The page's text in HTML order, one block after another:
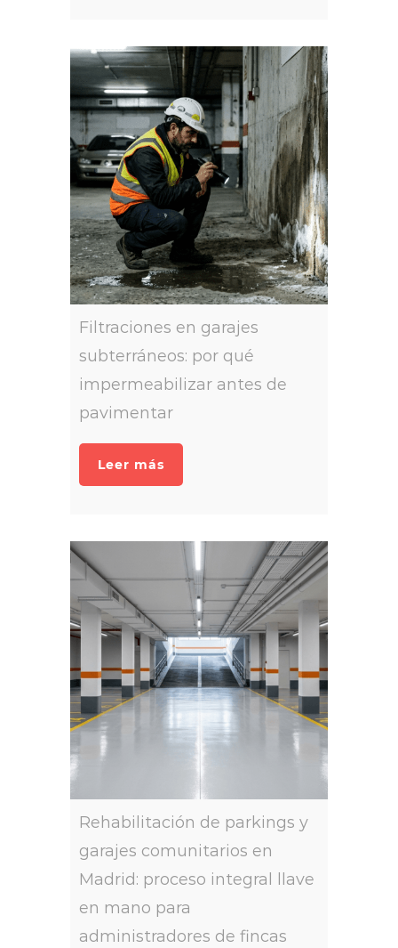
Filtraciones en garajes
subterráneos: por qué
impermeabilizar antes de
pavimentar
Leer más
Rehabilitación de parkings y
garajes comunitarios en
Madrid: proceso integral llave
en mano para
administradores de fincas